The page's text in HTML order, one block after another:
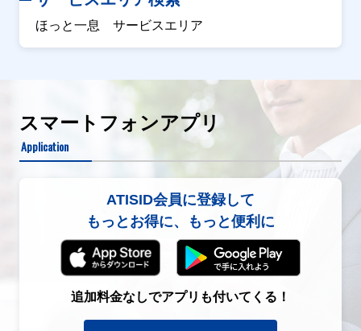
ほっと一息 サービスエリア
スマートフォンアプリ
Application
ATISID会員に登録して
もっとお得に、もっと便利に
追加料金なしでアプリも付いてくる！